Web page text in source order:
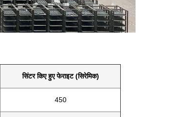
सिंटर किए हुए फेराइट (सिरेमिक)
450